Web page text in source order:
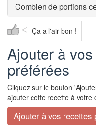
Combien de portions
Ça a l'air bon !
Ajouter à
préférées
Cliquez sur le bouton
ajouter cette recette à votre